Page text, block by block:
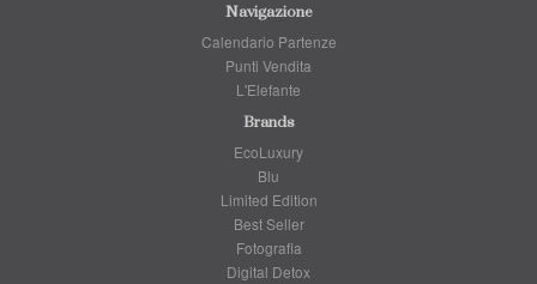
Navigazione
Calendario Partenze
Punti Vendita
L'Elefante
Brands
EcoLuxury
Blu
Limited Edition
Best Seller
Fotografia
Digital Detox